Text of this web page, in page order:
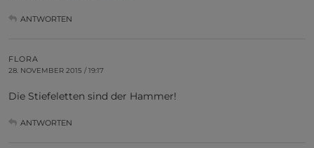
ANTWORTEN
FLORA
28. NOVEMBER 2015 / 19:17
Die Stiefeletten sind der Hammer!
ANTWORTEN